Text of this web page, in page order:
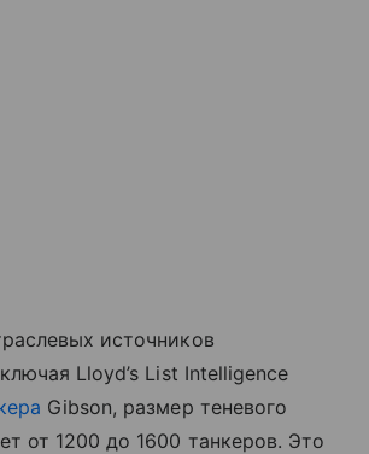
источников
Lloyd’s List Intelligence
Gibson, размер теневого
от 1200 до 1600 танкеров. Это